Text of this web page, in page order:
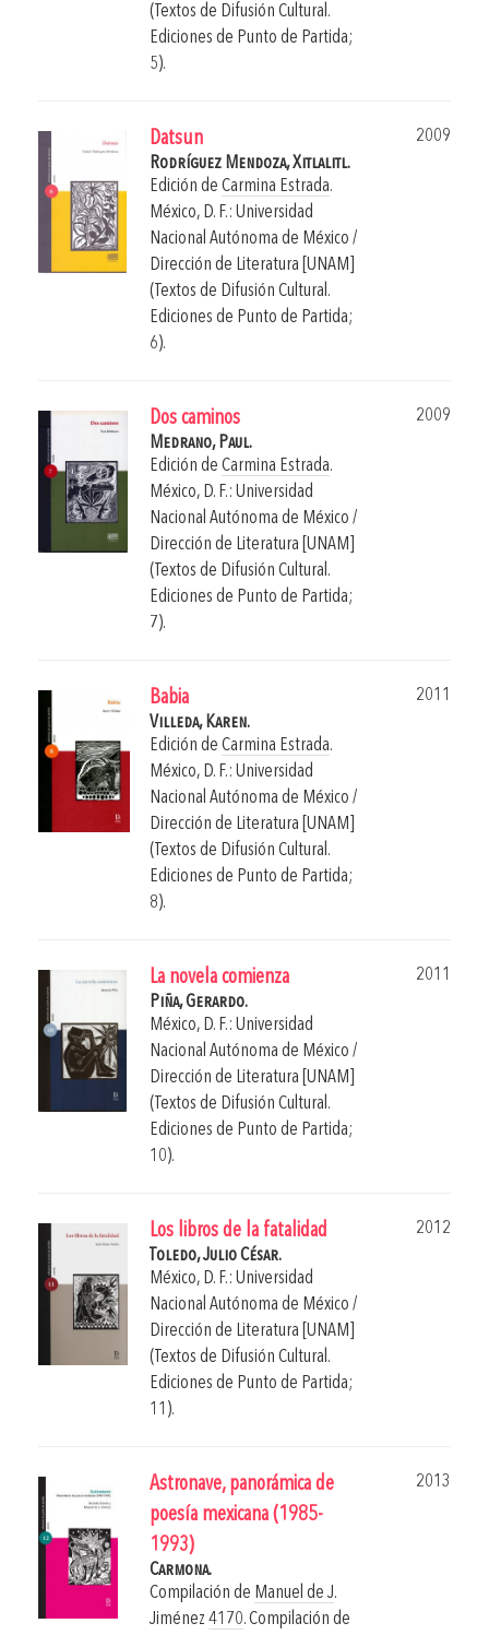
(Textos de Difusión Cultural.
Ediciones de Punto de Partida;
5).
Datsun
2009
Rodríguez Mendoza, Xitlalitl.
Edición de Carmina Estrada.
México, D. F.: Universidad
Nacional Autónoma de México /
Dirección de Literatura [UNAM]
(Textos de Difusión Cultural.
Ediciones de Punto de Partida;
6).
Dos caminos
2009
Medrano, Paul.
Edición de Carmina Estrada.
México, D. F.: Universidad
Nacional Autónoma de México /
Dirección de Literatura [UNAM]
(Textos de Difusión Cultural.
Ediciones de Punto de Partida;
7).
Babia
2011
Villeda, Karen.
Edición de Carmina Estrada.
México, D. F.: Universidad
Nacional Autónoma de México /
Dirección de Literatura [UNAM]
(Textos de Difusión Cultural.
Ediciones de Punto de Partida;
8).
La novela comienza
2011
Piña, Gerardo.
México, D. F.: Universidad
Nacional Autónoma de México /
Dirección de Literatura [UNAM]
(Textos de Difusión Cultural.
Ediciones de Punto de Partida;
10).
Los libros de la fatalidad
2012
Toledo, Julio César.
México, D. F.: Universidad
Nacional Autónoma de México /
Dirección de Literatura [UNAM]
(Textos de Difusión Cultural.
Ediciones de Punto de Partida;
11).
Astronave, panorámica de
poesía mexicana (1985-
1993)
2013
Carmona.
Compilación de Manuel de J.
Jiménez 4170. Compilación de